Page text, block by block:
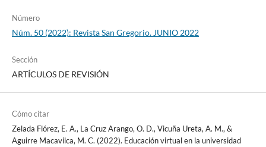
Número
Núm. 50 (2022): Revista San Gregorio. JUNIO 2022
Sección
ARTÍCULOS DE REVISIÓN
Cómo citar
Zelada Flórez, E. A., La Cruz Arango, O. D., Vicuña Ureta, A. M., &
Aguirre Macavilca, M. C. (2022). Educación virtual en la universidad